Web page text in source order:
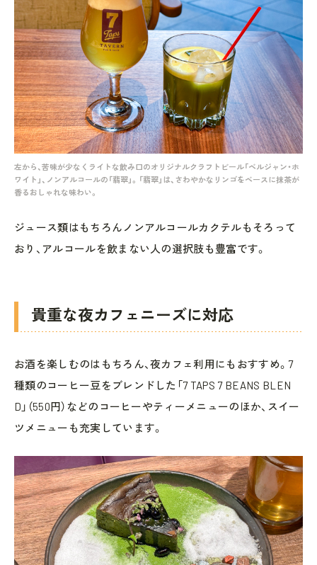
左から、苦味が少なくライトな飲み口のオリジナルクラフトビール「ベルジャン・ホ
ワイト」、ノンアルコールの「翡翠」。「翡翠」は、さわやかなリンゴをベースに抹茶が
香るおしゃれな味わい。
ジュース類はもちろんノンアルコールカクテルもそろって
おり、アルコールを飲まない人の選択肢も豊富です。
貴重な夜カフェニーズに対応
お酒を楽しむのはもちろん、夜カフェ利用にもおすすめ。7
種類のコーヒー豆をブレンドした「7 TAPS 7 BEANS BLEN
D」（550円）などのコーヒーやティーメニューのほか、スイー
ツメニューも充実しています。